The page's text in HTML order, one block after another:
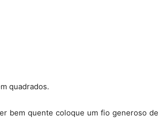
quadrados.
bem quente coloque um fio generoso de